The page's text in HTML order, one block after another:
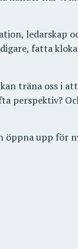
ledarskap
fatta
träna oss i
perspektiv?
öppna upp för